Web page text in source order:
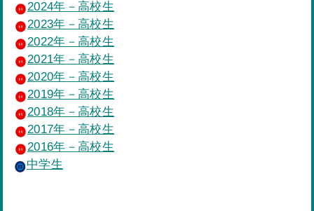
2024年－高校生
2023年－高校生
2022年－高校生
2021年－高校生
2020年－高校生
2019年－高校生
2018年－高校生
2017年－高校生
2016年－高校生
中学生